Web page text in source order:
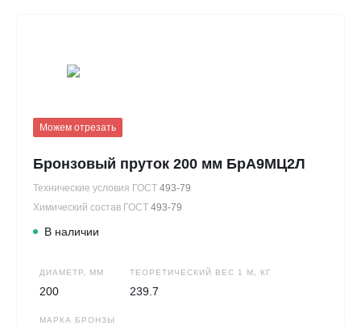
Можем отрезать
Бронзовый пруток 200 мм БрА9МЦ2Л
Технические условия ГОСТ 493-79
Химический состав ГОСТ 493-79
В наличии
ДИАМЕТР, ММ
200
ТЕОРЕТИЧЕСКИЙ ВЕС 1 М, КГ
239.7
МАРКА БРОНЗЫ